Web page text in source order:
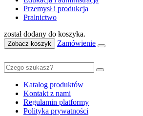
Przemysł i produkcja
Pralnictwo
został dodany do koszyka.
Zobacz koszyk Zamówienie
Katalog produktów
Kontakt z nami
Regulamin platformy
Polityka prywatności